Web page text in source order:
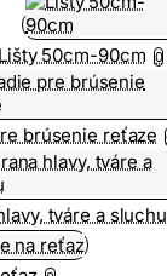
Lišty 50cm-90cm 0
brúsenie reťaze
tváre a sluchu